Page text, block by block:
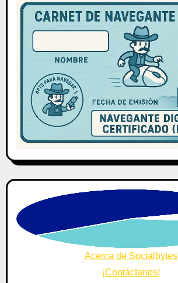
Acerca de Socialbytes
¡Contáctanos!